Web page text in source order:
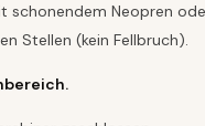
schonendem Neopren
Stellen (kein Fellbruch).